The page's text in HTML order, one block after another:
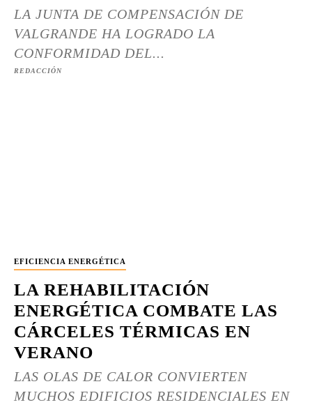
LA JUNTA DE COMPENSACIÓN DE
VALGRANDE HA LOGRADO LA
CONFORMIDAD DEL...
REDACCIÓN
EFICIENCIA ENERGÉTICA
LA REHABILITACIÓN
ENERGÉTICA COMBATE LAS
CÁRCELES TÉRMICAS EN
VERANO
LAS OLAS DE CALOR CONVIERTEN
MUCHOS EDIFICIOS RESIDENCIALES EN